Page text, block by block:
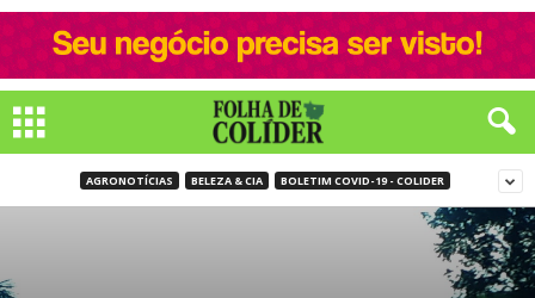
AGRONOTÍCIAS BELEZA & CIA BOLETIM COVID-19 - COLIDER